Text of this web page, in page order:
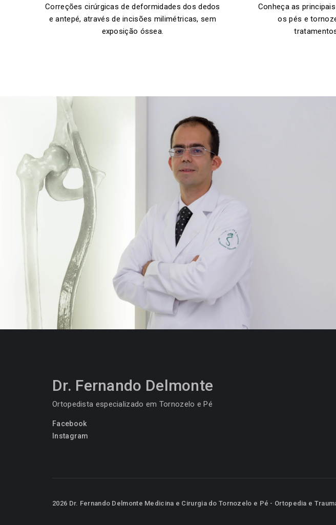
Correções cirúrgicas de deformidades dos dedos
e antepé, através de incisões milimétricas, sem
exposição óssea.
Conheça as
os pés e
Dr. Fernando Delmonte
Ortopedista especializado em Tornozelo e Pé
Facebook
Instagram
2026 Dr. Fernando Delmonte Medicina e Cirurgia do Tornozelo e Pé - Ortopedia e